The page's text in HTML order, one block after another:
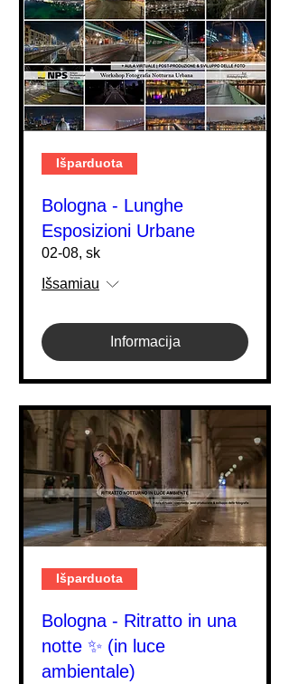
Išparduota
Bologna - Lunghe
Esposizioni Urbane
02-08, sk
Išsamiau
Informacija
Išparduota
Bologna - Ritratto in una
notte ✨ (in luce
ambientale)